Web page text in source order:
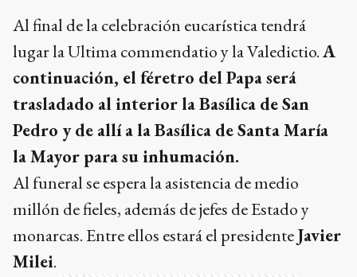
Al final de la celebración eucarística tendrá
lugar la Ultima commendatio y la Valedictio.A
continuación, el féretro del Papa será
trasladado al interior la Basílica de San
Pedro y de allí a la Basílica de Santa María
la Mayor para su inhumación.
Al funeral se espera la asistencia de medio
millón de fieles, además de jefes de Estado y
monarcas. Entre ellos estará el presidenteJavier
Milei.